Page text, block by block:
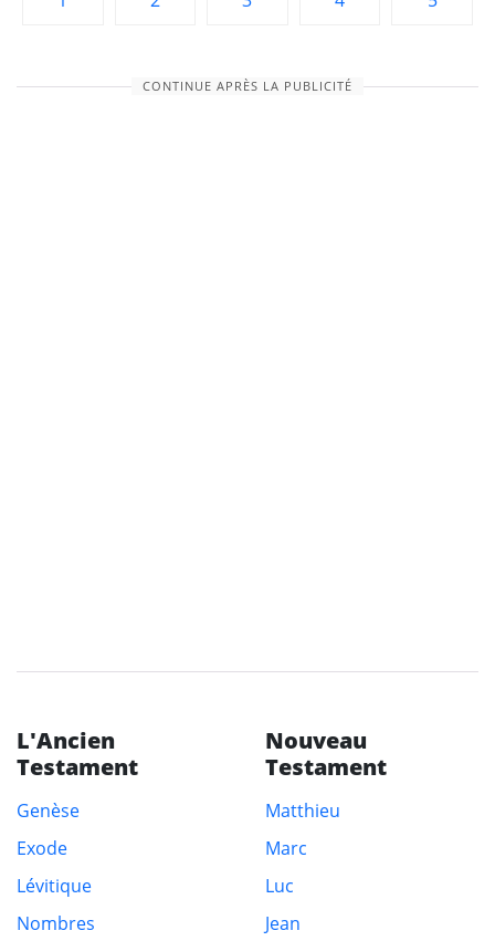
CONTINUE APRÈS LA PUBLICITÉ
L'Ancien
Testament
Genèse
Exode
Lévitique
Nombres
Nouveau
Testament
Matthieu
Marc
Luc
Jean